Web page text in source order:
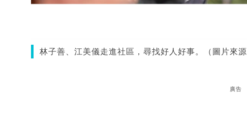
林子善、江美儀走進社區，尋找好人好事。（圖片來源
廣告